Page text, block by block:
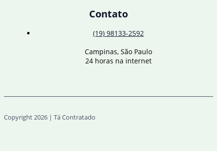
Contato
(19) 98133-2592
Campinas, São Paulo
24 horas na internet
Copyright 2026 | Tá Contratado